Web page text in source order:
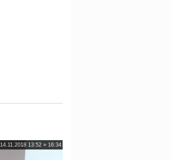
14.11.2018 13:52 » 16:34